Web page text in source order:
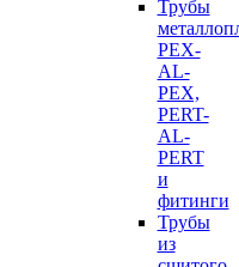
Трубы
PEX-
AL-
PEX,
PERT-
AL-
PERT
и
фитинги
Трубы
из